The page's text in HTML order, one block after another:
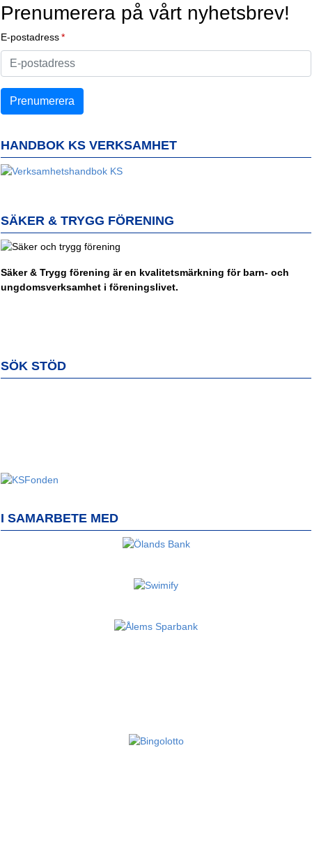
Prenumerera på vårt nyhetsbrev!
E-postadress
HANDBOK KS VERKSAMHET
SÄKER & TRYGG FÖRENING
Säker & Trygg förening är en kvalitetsmärkning för barn- och
ungdomsverksamhet i föreningslivet.
SÖK STÖD
I SAMARBETE MED